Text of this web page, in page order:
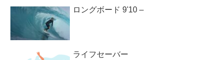
ロングボード 9'10 –
ライフセーバー